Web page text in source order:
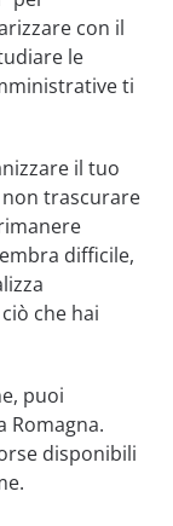
con il
le
ti
il tuo
trascurare
difficile,
che hai
puoi
Romagna.
disponibili